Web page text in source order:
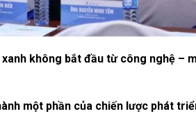
xanh không bắt đầu từ công nghệ –
một phần của chiến lược phát